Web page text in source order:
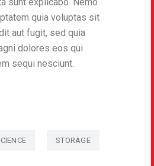
quia voluptas sit
aut fugit, sed quia
dolores eos qui
sequi nesciunt.
STORAGE